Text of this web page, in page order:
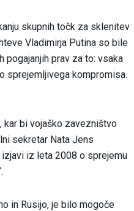
skupnih točk za sklenitev
Vladimirja Putina so bile
pogajanjih prav za to: vsaka
sprejemljivega kompromisa.
kar bi vojaško zavezništvo
sekretar Nata Jens
iz leta 2008 o sprejemu
in Rusijo, je bilo mogoče